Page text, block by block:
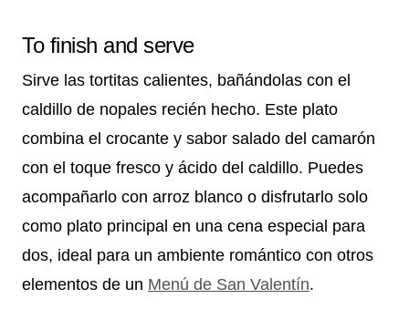
To finish and serve
Sirve las tortitas calientes, bañándolas con el
caldillo de nopales recién hecho. Este plato
combina el crocante y sabor salado del camarón
con el toque fresco y ácido del caldillo. Puedes
acompañarlo con arroz blanco o disfrutarlo solo
como plato principal en una cena especial para
dos, ideal para un ambiente romántico con otros
elementos de un Menú de San Valentín.